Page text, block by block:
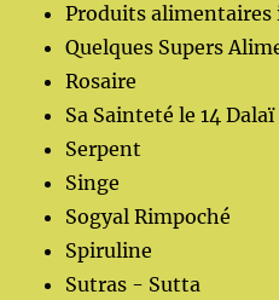
Produits
Quelques Supers
Rosaire
Sa Sainteté le 14
Serpent
Singe
Sogyal Rimpoché
Spiruline
Sutras - Sutta